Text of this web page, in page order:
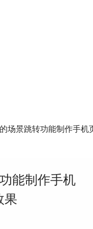
场景跳转功能制作手机
能制作手机
果